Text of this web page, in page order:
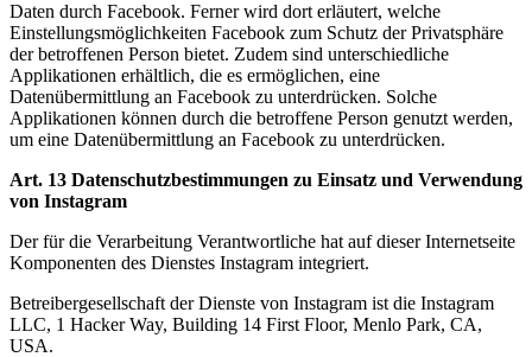
Daten durch Facebook. Ferner wird dort erläutert, welche
Einstellungsmöglichkeiten Facebook zum Schutz der Privatsphäre
der betroffenen Person bietet. Zudem sind unterschiedliche
Applikationen erhältlich, die es ermöglichen, eine
Datenübermittlung an Facebook zu unterdrücken. Solche
Applikationen können durch die betroffene Person genutzt werden,
um eine Datenübermittlung an Facebook zu unterdrücken.
Art. 13 Datenschutzbestimmungen zu Einsatz und Verwendung
von Instagram
Der für die Verarbeitung Verantwortliche hat auf dieser Internetseite
Komponenten des Dienstes Instagram integriert.
Betreibergesellschaft der Dienste von Instagram ist die Instagram
LLC, 1 Hacker Way, Building 14 First Floor, Menlo Park, CA,
USA.